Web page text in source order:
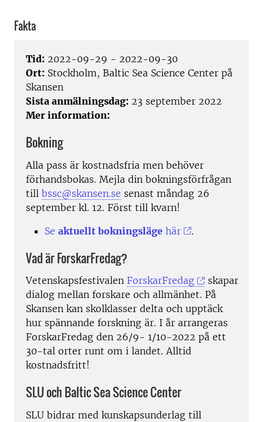
Fakta
Tid: 2022-09-29 - 2022-09-30
Ort: Stockholm, Baltic Sea Science Center på
Skansen
Sista anmälningsdag: 23 september 2022
Mer information:
Bokning
Alla pass är kostnadsfria men behöver
förhandsbokas. Mejla din bokningsförfrågan
till bssc@skansen.se senast måndag 26
september kl. 12. Först till kvarn!
Se aktuellt bokningsläge här .
Vad är ForskarFredag?
Vetenskapsfestivalen ForskarFredag
skapar
dialog mellan forskare och allmänhet. På
Skansen kan skolklasser delta och upptäck
hur spännande forskning är. I år arrangeras
ForskarFredag den 26/9- 1/10-2022 på ett
30-tal orter runt om i landet. Alltid
kostnadsfritt!
SLU och Baltic Sea Science Center
SLU bidrar med kunskapsunderlag till